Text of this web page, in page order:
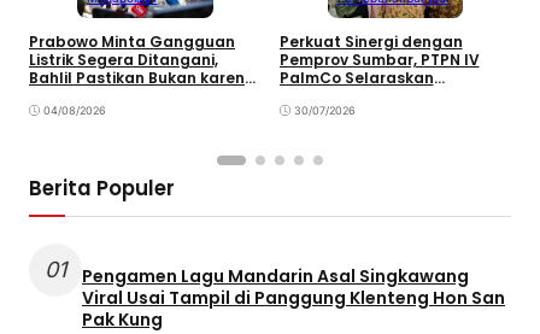
Prabowo Minta Gangguan
Listrik Segera Ditangani,
Bahlil Pastikan Bukan karena
04/08/2026
Perkuat Sinergi dengan
Pemprov Sumbar, PTPN IV
PalmCo Selaraskan
Pembangunan Daerah
30/07/2026
Berita Populer
01
Pengamen Lagu Mandarin Asal Singkawang
Viral Usai Tampil di Panggung Klenteng Hon San
Pak Kung